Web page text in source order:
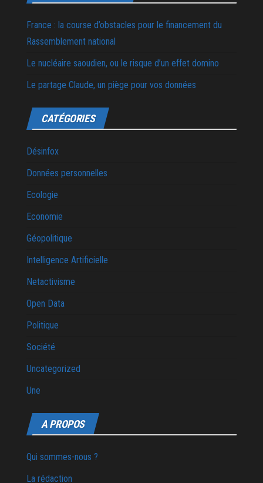
France : la course d’obstacles pour le financement du
Rassemblement national
Le nucléaire saoudien, ou le risque d’un effet domino
Le partage Claude, un piège pour vos données
CATÉGORIES
Désinfox
Données personnelles
Ecologie
Economie
Géopolitique
Intelligence Artificielle
Netactivisme
Open Data
Politique
Société
Uncategorized
Une
A PROPOS
Qui sommes-nous ?
La rédaction